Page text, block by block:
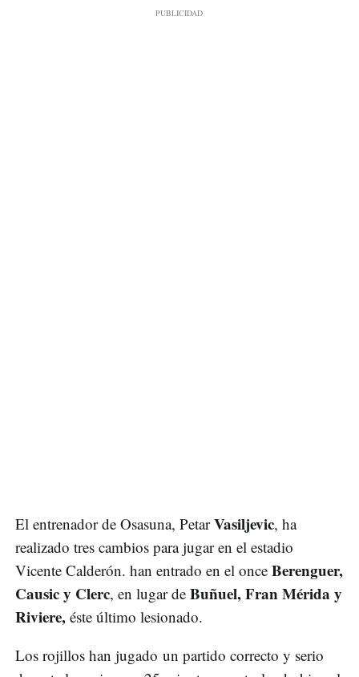
El entrenador de Osasuna, PetarVasiljevic, ha
realizado tres cambios para jugar en el estadio
Vicente Calderón. han entrado en el once Berenguer,
Causic y Clerc, en lugar de Buñuel, Fran Mérida y
Riviere, éste último lesionado.
Los rojillos han jugado un partido correcto y serio